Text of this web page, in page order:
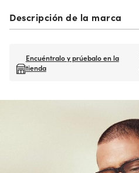
Descripción de la marca
Encuéntralo y prúebalo en la
tienda